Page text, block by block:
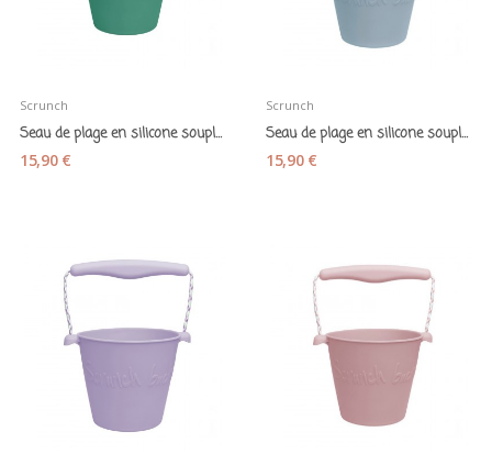
Scrunch
Seau de plage en silicone souple "Scrunch menthe"
15,90 €
Scrunch
Seau de plage en silicone souple "Scrunch bleu"
15,90 €